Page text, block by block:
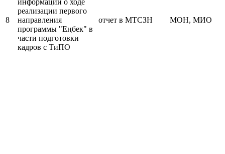
8
реализации первого
направления
программы "Еңбек" в
части подготовки
кадров с ТиПО
отчет в МТСЗН МОН, МИО